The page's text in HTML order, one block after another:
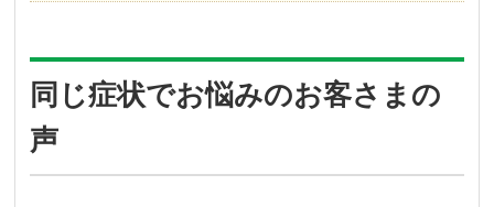
同じ症状でお悩みのお客さまの
声